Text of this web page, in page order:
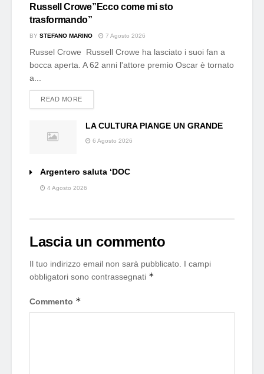
Russell Crowe”Ecco come mi sto
trasformando”
BY STEFANO MARINO 7 Agosto 2026
Russel Crowe Russell Crowe ha lasciato i suoi fan a
bocca aperta. A 62 anni l'attore premio Oscar è tornato
a...
READ MOREDETAILS
LA CULTURA PIANGE UN GRANDE
6 Agosto 2026
Argentero saluta ‘DOC
4 Agosto 2026
Lascia un commento
Il tuo indirizzo email non sarà pubblicato. I campi
obbligatori sono contrassegnati *
Commento *